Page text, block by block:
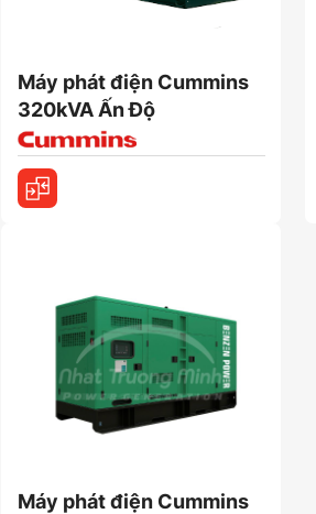
Máy phát điện Cummins
320kVA Ấn Độ
Máy phát điện Cummins